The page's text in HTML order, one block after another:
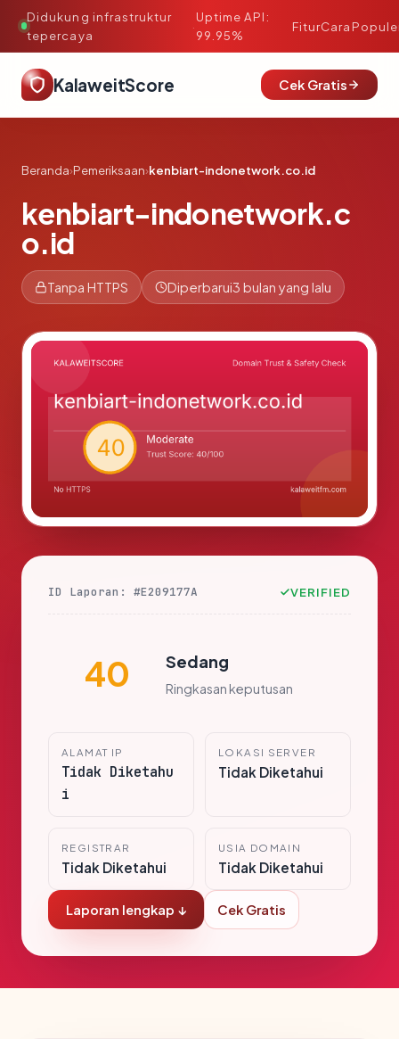
Didukung infrastruktur
tepercaya
·
Uptime API:
99.95%
FiturCara
KalaweitScore Cek Gratis
Beranda›Pemeriksaan›kenbiart-indonetwork.co.id
kenbiart-indonetwork.c
o.id
Tanpa HTTPS Diperbarui3 bulan yang lalu
ID Laporan: #E209177A VERIFIED
40 Sedang
Ringkasan keputusan
ALAMAT IP
Tidak Diketahu
i
LOKASI SERVER
Tidak Diketahui
REGISTRAR
Tidak Diketahui
USIA DOMAIN
Tidak Diketahui
Laporan lengkap ↓ Cek Gratis